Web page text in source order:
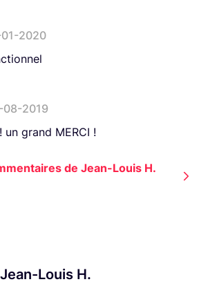
01-2020
08-2019
un grand MERCI !
de Jean-Louis H.
Louis H.